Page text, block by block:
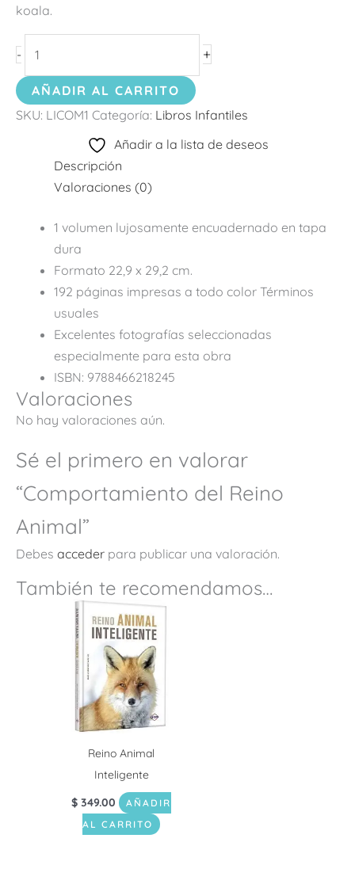
koala.
- +
AÑADIR AL CARRITO
SKU: LICOM1 Categoría: Libros Infantiles
Añadir a la lista de deseos
Descripción
Valoraciones (0)
1 volumen lujosamente encuadernado en tapa
dura
Formato 22,9 x 29,2 cm.
192 páginas impresas a todo color Términos
usuales
Excelentes fotografías seleccionadas
especialmente para esta obra
ISBN: 9788466218245
Valoraciones
No hay valoraciones aún.
Sé el primero en valorar
“Comportamiento del Reino
Animal”
Debes acceder para publicar una valoración.
También te recomendamos…
Reino Animal
Inteligente
$ 349.00
AÑADIR
AL CARRITO